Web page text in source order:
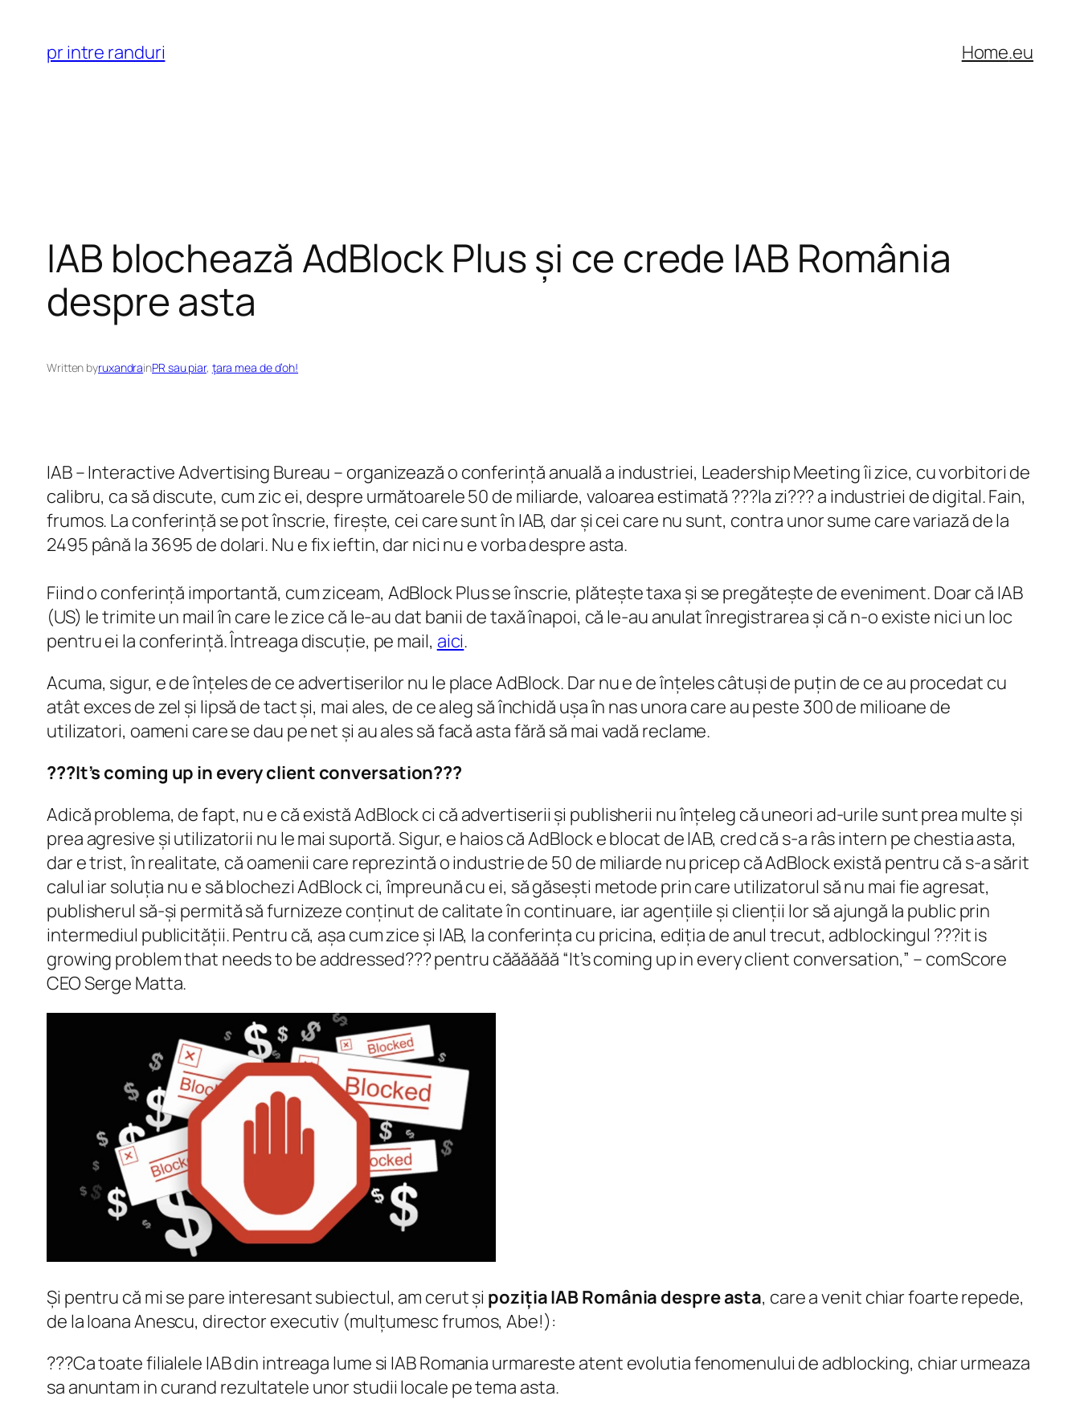
content
pr intre randuri Home.eu
IAB blochează AdBlock Plus și ce crede IAB România
despre asta
Written byruxandrainPR sau piar, ţara mea de d’oh!
IAB – Interactive Advertising Bureau – organizează o conferință anuală a industriei, Leadership Meeting îi zice, cu vorbitori de
calibru, ca să discute, cum zic ei, despre următoarele 50 de miliarde, valoarea estimată ???la zi??? a industriei de digital. Fain,
frumos. La conferință se pot înscrie, firește, cei care sunt în IAB, dar și cei care nu sunt, contra unor sume care variază de la
2495 până la 3695 de dolari. Nu e fix ieftin, dar nici nu e vorba despre asta.
Fiind o conferință importantă, cum ziceam, AdBlock Plus se înscrie, plătește taxa și se pregătește de eveniment. Doar că IAB
(US) le trimite un mail în care le zice că le-au dat banii de taxă înapoi, că le-au anulat înregistrarea și că n-o existe nici un loc
pentru ei la conferință. Întreaga discuție, pe mail, aici.
Acuma, sigur, e de înțeles de ce advertiserilor nu le place AdBlock. Dar nu e de înțeles câtuși de puțin de ce au procedat cu
atât exces de zel și lipsă de tact și, mai ales, de ce aleg să închidă ușa în nas unora care au peste 300 de milioane de
utilizatori, oameni care se dau pe net și au ales să facă asta fără să mai vadă reclame.
???It’s coming up in every client conversation???
Adică problema, de fapt, nu e că există AdBlock ci că advertiserii și publisherii nu înțeleg că uneori ad-urile sunt prea multe și
prea agresive și utilizatorii nu le mai suportă. Sigur, e haios că AdBlock e blocat de IAB, cred că s-a râs intern pe chestia asta,
dar e trist, în realitate, că oamenii care reprezintă o industrie de 50 de miliarde nu pricep că AdBlock există pentru că s-a sărit
calul iar soluția nu e să blochezi AdBlock ci, împreună cu ei, să găsești metode prin care utilizatorul să nu mai fie agresat,
publisherul să-și permită să furnizeze conținut de calitate în continuare, iar agențiile și clienții lor să ajungă la public prin
intermediul publicității. Pentru că, așa cum zice și IAB, la conferința cu pricina, ediția de anul trecut, adblockingul ???it is
growing problem that needs to be addressed??? pentru căăăăăă “It’s coming up in every client conversation,” – comScore
CEO Serge Matta.
Și pentru că mi se pare interesant subiectul, am cerut și poziția IAB România despre asta, care a venit chiar foarte repede,
de la Ioana Anescu, director executiv (mulțumesc frumos, Abe!):
???Ca toate filialele IAB din intreaga lume si IAB Romania urmareste atent evolutia fenomenului de adblocking, chiar urmeaza
sa anuntam in curand rezultatele unor studii locale pe tema asta.